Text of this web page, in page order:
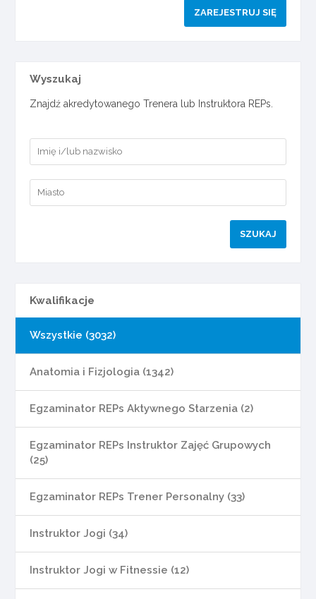
ZAREJESTRUJ SIĘ
Wyszukaj
Znajdź akredytowanego Trenera lub Instruktora REPs.
Kwalifikacje
Wszystkie (3032)
Anatomia i Fizjologia (1342)
Egzaminator REPs Aktywnego Starzenia (2)
Egzaminator REPs Instruktor Zajęć Grupowych
(25)
Egzaminator REPs Trener Personalny (33)
Instruktor Jogi (34)
Instruktor Jogi w Fitnessie (12)